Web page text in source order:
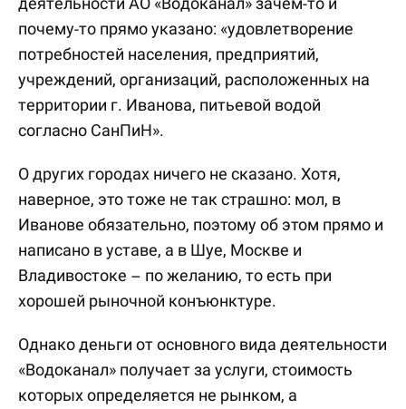
почему-то прямо указано: «удовлетворение
потребностей населения, предприятий,
учреждений, организаций, расположенных на
территории г. Иванова, питьевой водой
согласно СанПиН».
О других городах ничего не сказано. Хотя,
наверное, это тоже не так страшно: мол, в
Иванове обязательно, поэтому об этом прямо и
написано в уставе, а в Шуе, Москве и
Владивостоке – по желанию, то есть при
хорошей рыночной конъюнктуре.
Однако деньги от основного вида деятельности
«Водоканал» получает за услуги, стоимость
которых определяется не рынком, а